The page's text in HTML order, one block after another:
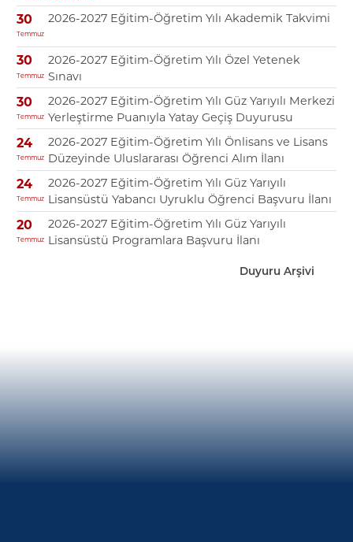
30
Temmuz
2026-2027 Eğitim-Öğretim Yılı Akademik Takvimi
30
Temmuz
2026-2027 Eğitim-Öğretim Yılı Özel Yetenek
Sınavı
30
Temmuz
2026-2027 Eğitim-Öğretim Yılı Güz Yarıyılı Merkezi
Yerleştirme Puanıyla Yatay Geçiş Duyurusu
24
Temmuz
2026-2027 Eğitim-Öğretim Yılı Önlisans ve Lisans
Düzeyinde Uluslararası Öğrenci Alım İlanı
24
Temmuz
2026-2027 Eğitim-Öğretim Yılı Güz Yarıyılı
Lisansüstü Yabancı Uyruklu Öğrenci Başvuru İlanı
20
Temmuz
2026-2027 Eğitim-Öğretim Yılı Güz Yarıyılı
Lisansüstü Programlara Başvuru İlanı
Duyuru Arşivi